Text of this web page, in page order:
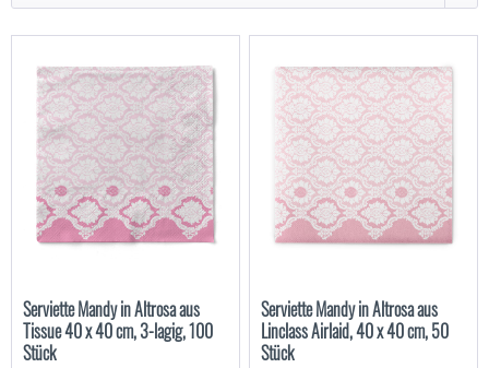
Serviette Mandy in Altrosa aus
Tissue 40 x 40 cm, 3-lagig, 100
Stück
Serviette Mandy in Altrosa aus
Linclass Airlaid, 40 x 40 cm, 50
Stück